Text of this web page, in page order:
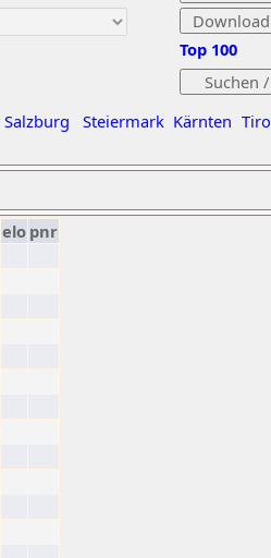
Salzburg Steiermark Kärnten
Top 100
elo pnr